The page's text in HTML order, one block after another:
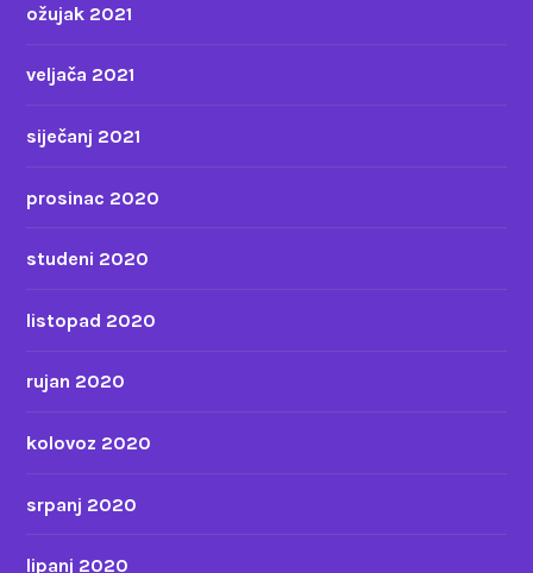
ožujak 2021
veljača 2021
siječanj 2021
prosinac 2020
studeni 2020
listopad 2020
rujan 2020
kolovoz 2020
srpanj 2020
lipanj 2020